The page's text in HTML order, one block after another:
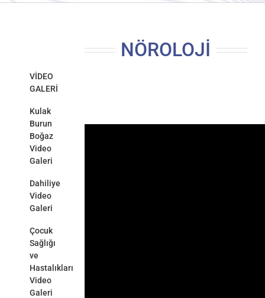
NÖROLOJİ
VİDEO
GALERİ
Kulak
Burun
Boğaz
Video
Galeri
Dahiliye
Video
Galeri
Çocuk
Sağlığı
ve
Hastalıkları
Video
Galeri